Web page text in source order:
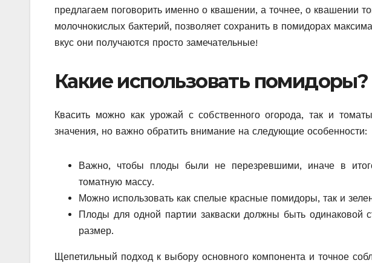
предлагаем поговорить именно о квашении, а точнее, о квашении
молочнокислых бактерий, позволяет сохранить в помидорах
вкус они получаются просто замечательные!
Какие использовать помидоры?
Квасить можно как урожай с собственного огорода, так и
значения, но важно обратить внимание на следующие особенности:
Важно, чтобы плоды были не перезревшими, иначе в
томатную массу.
Можно использовать как спелые красные помидоры, так и
Плоды для одной партии закваски должны быть одинаковой
размер.
Щепетильный подход к выбору основного компонента и точное